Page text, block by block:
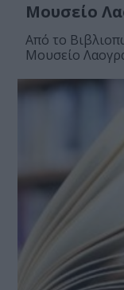
Μουσείο
Από το
Μουσείο